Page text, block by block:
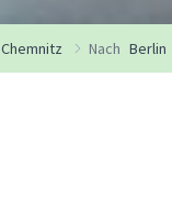
Chemnitz Nach Berlin